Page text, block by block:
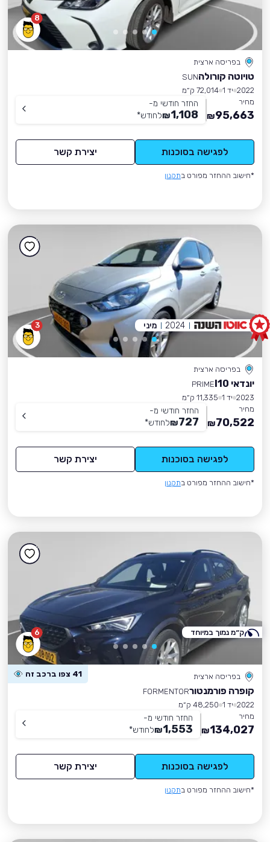
8
בפריסה ארצית
טויוטה קורולהSUN
2022 יד 1
72,014 ק״מ
מחיר
95,663
₪
החזר חודשי מ-
1,108
₪לחודש*
לפגישה בסוכנות יצירת קשר
*חישוב ההחזר מפורט בתקנון
3
בפריסה ארצית
יונדאי I10
PRIME
2023 יד 1
11,335 ק״מ
מחיר
70,522
₪
החזר חודשי מ-
727
₪לחודש*
לפגישה בסוכנות יצירת קשר
*חישוב ההחזר מפורט בתקנון
2024 מיני
6
בפריסה ארצית 41 צפו ברכב זה
קופרה פורמנטורFORMENTOR
2022 יד 1
48,250 ק״מ
מחיר
134,027
₪
החזר חודשי מ-
1,553
₪לחודש*
לפגישה בסוכנות יצירת קשר
*חישוב ההחזר מפורט בתקנון
ק״מ נמוך במיוחד